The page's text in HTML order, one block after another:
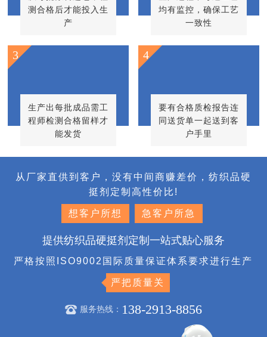
测合格后才能投入生
产
均有监控，确保工艺
一致性
生产出每批成品需工
程师检测合格留样才
能发货
3
要有合格质检报告连
同送货单一起送到客
户手里
4
从厂家直供到客户，没有中间商赚差价，纺织品硬
挺剂定制高性价比!
想客户所想 急客户所急
提供纺织品硬挺剂定制一站式贴心服务
严格按照ISO9002国际质量保证体系要求进行生产
严把质量关
服务热线： 138-2913-8856